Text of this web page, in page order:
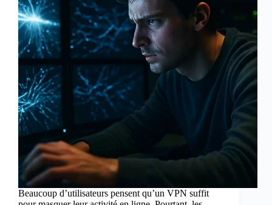
Beaucoup d’utilisateurs pensent qu’un VPN suffit